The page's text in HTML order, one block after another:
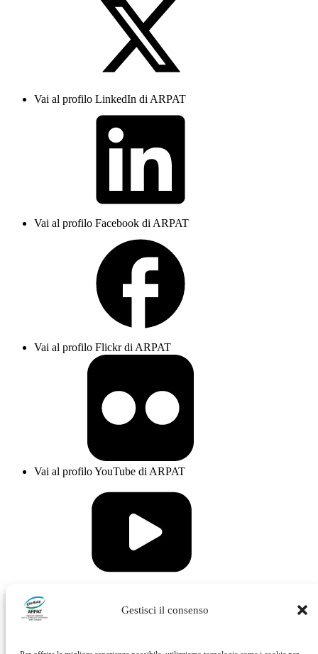
Gestisci il consenso
Vai al profilo LinkedIn di ARPAT
Vai al profilo Facebook di ARPAT
Vai al profilo Flickr di ARPAT
Vai al profilo YouTube di ARPAT
Vai al profilo Issuu di ARPAT